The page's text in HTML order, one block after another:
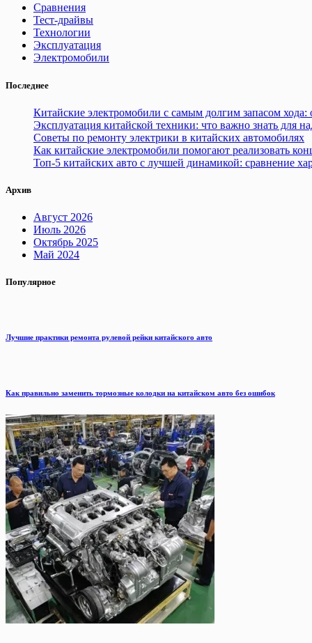
Сравнения
Тест-драйвы
Технологии
Эксплуатация
Электромобили
Последнее
Китайские электромобили с самым долгим запасом хода:
Эксплуатация китайской техники: что важно знать для
Советы по ремонту электрики в китайских автомобилях
Как китайские электромобили помогают реализовать
Топ-5 китайских авто с лучшей динамикой: сравнение
Архив
Август 2026
Июль 2026
Октябрь 2025
Май 2024
Популярное
Лучшие практики ремонта рулевой рейки китайского авто
Как правильно заменить тормозные колодки на китайском авто без ошибок